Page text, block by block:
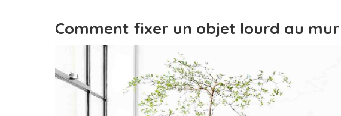
Comment fixer un objet lourd au